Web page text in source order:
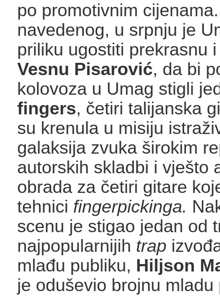
po promotivnim
navedenog, u srpnju je
priliku ugostiti prekrasnu
Vesnu Pisarović, da bi
kolovoza u Umag stigli
fingers, četiri talijanska
su krenula u misiju
galaksija zvuka širokim
autorskih skladbi i vješto
obrada za četiri gitare
tehnici fingerpickinga.
scenu je stigao jedan od
najpopularnijih trap
mlađu publiku, Hiljson
je oduševio brojnu mladu